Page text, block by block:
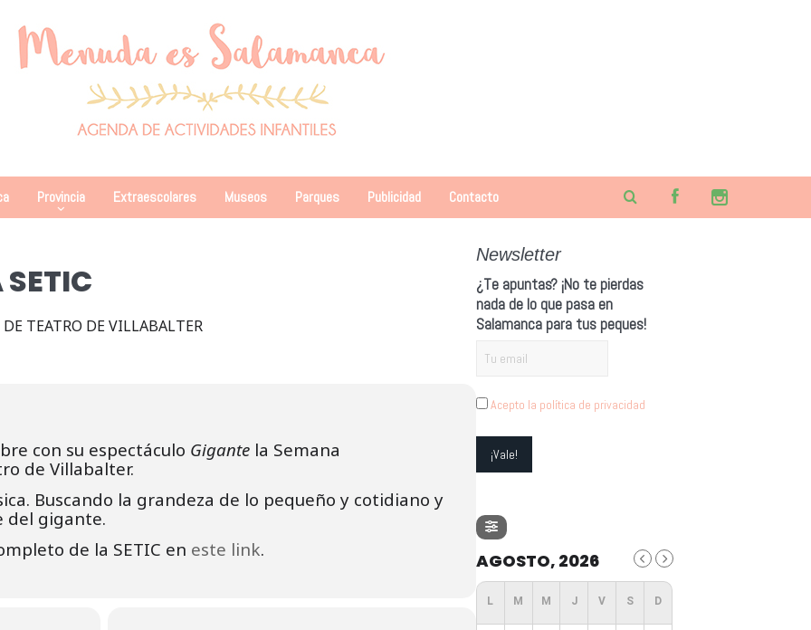
Provincia Extraescolares Museos Parques Publicidad Contacto
TEATRO DE VILLABALTER
con su espectáculo Gigante la Semana
de Villabalter.
Buscando la grandeza de lo pequeño y cotidiano y
del gigante.
de la SETIC en este link.
Newsletter
¿Te apuntas? ¡No te pierdas
nada de lo que pasa en
Salamanca para tus peques!
Acepto la política de privacidad
AGOSTO, 2026